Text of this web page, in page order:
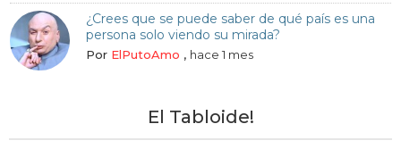
¿Crees que se puede saber de qué país es una
persona solo viendo su mirada?
Por ElPutoAmo , hace 1 mes
El Tabloide!